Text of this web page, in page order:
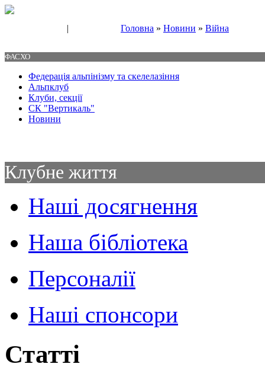
| Головна » Новини » Війна
ФАСХО
Федерація альпінізму та скелелазіння
Альпклуб
Клуби, секції
СК "Вертикаль"
Новини
Клубне життя
Наші досягнення
Наша бібліотека
Персоналії
Наші спонсори
Статті